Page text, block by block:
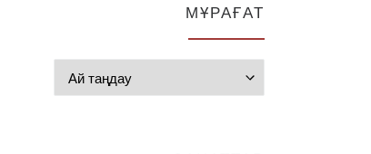
МҰРАҒАТ